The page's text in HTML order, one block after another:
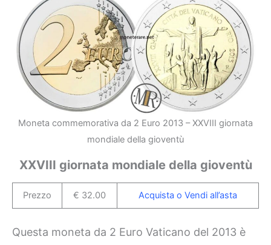
Moneta commemorativa da 2 Euro 2013 – XXVIII giornata
mondiale della gioventù
XXVIII giornata mondiale della gioventù
Prezzo € 32.00 Acquista o Vendi all’asta
Questa moneta da 2 Euro Vaticano del 2013 è